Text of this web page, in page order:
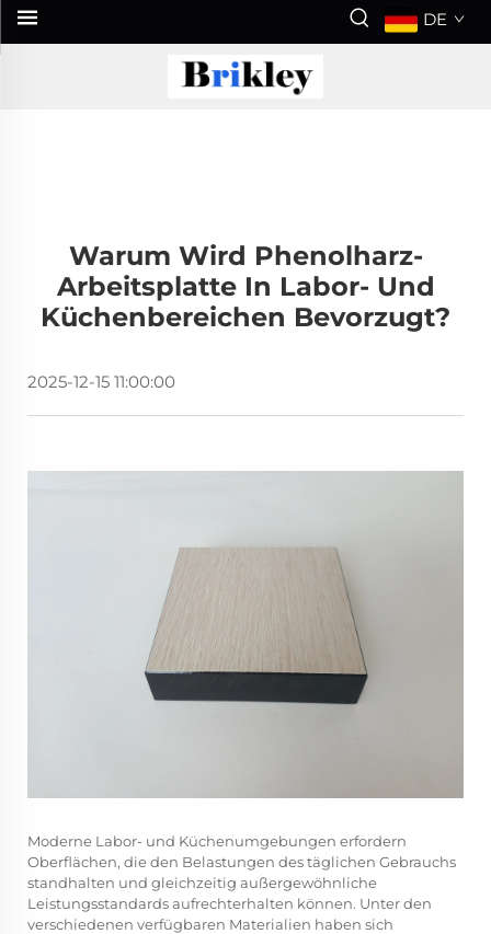
DE
Warum Wird Phenolharz-
Arbeitsplatte In Labor- Und
Küchenbereichen Bevorzugt?
2025-12-15 11:00:00
Moderne Labor- und Küchenumgebungen erfordern
Oberflächen, die den Belastungen des täglichen Gebrauchs
standhalten und gleichzeitig außergewöhnliche
Leistungsstandards aufrechterhalten können. Unter den
verschiedenen verfügbaren Materialien haben sich